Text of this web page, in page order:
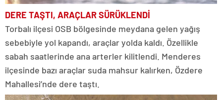
DERE TAŞTI, ARAÇLAR SÜRÜKLENDİ
Torbalı ilçesi OSB bölgesinde meydana gelen yağış
sebebiyle yol kapandı, araçlar yolda kaldı. Özellikle
sabah saatlerinde ana arterler kilitlendi. Menderes
ilçesinde bazı araçlar suda mahsur kalırken, Özdere
Mahallesi’nde dere taştı.